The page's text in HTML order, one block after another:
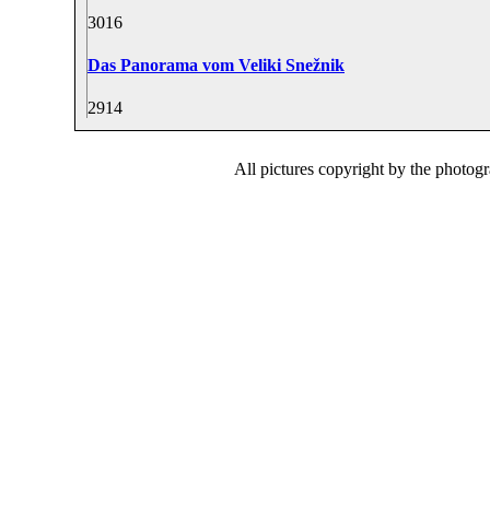
3016
Das Panorama vom Veliki Snežnik
2914
All pictures copyright by the